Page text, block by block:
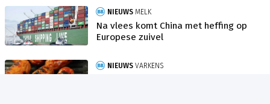
NIEUWS MELK
Na vlees komt China met heffing op
Europese zuivel
NIEUWS VARKENS